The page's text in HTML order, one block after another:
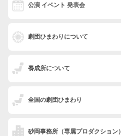
公演 イベント 発表会
劇団ひまわりについて
養成所について
全国の劇団ひまわり
砂岡事務所 （専属プロダクション）